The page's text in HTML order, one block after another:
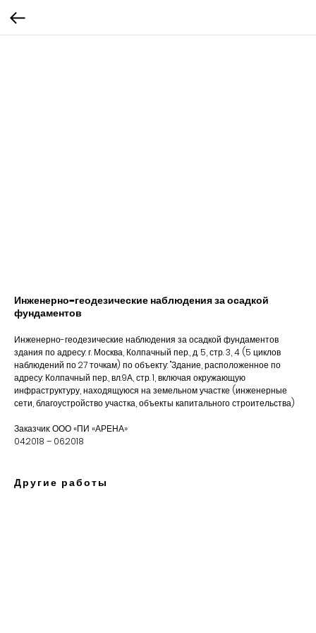
Инженерно-геодезические наблюдения за осадкой
фундаментов
Инженерно-геодезические наблюдения за осадкой фундаментов
здания по адресу: г. Москва, Колпачный пер., д. 5, стр. 3, 4 (5 циклов
наблюдений по 27 точкам) по объекту: "Здание, расположенное по
адресу: Колпачный пер., вл.9А, стр. 1, включая окружающую
инфраструктуру, находящуюся на земельном участке (инженерные
сети, благоустройство участка, объекты капитального строительства)
Заказчик: ООО «ПИ «АРЕНА»
04.2018 – 06.2018
Другие работы